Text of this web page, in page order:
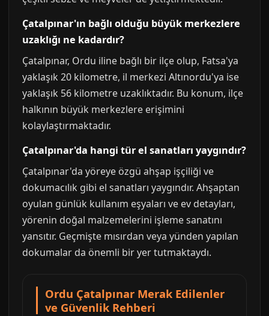
Çatalpınar'ın bağlı olduğu büyük merkezlere
uzaklığı ne kadardır?
Çatalpınar, Ordu iline bağlı bir ilçe olup, Fatsa'ya
yaklaşık 20 kilometre, il merkezi Altınordu'ya ise
yaklaşık 56 kilometre uzaklıktadır. Bu konum, ilçe
halkının büyük merkezlere erişimini
kolaylaştırmaktadır.
Çatalpınar'da hangi tür el sanatları yaygındır?
Çatalpınar'da yöreye özgü ahşap işçiliği ve
dokumacılık gibi el sanatları yaygındır. Ahşaptan
oyulan günlük kullanım eşyaları ve ev detayları,
yörenin doğal malzemelerini işleme sanatını
yansıtır. Geçmişte mısırdan veya yünden yapılan
dokumalar da önemli bir yer tutmaktaydı.
Ordu Çatalpınar Merak Edilenler
ve Güvenlik Rehberi